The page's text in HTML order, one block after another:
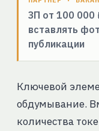
ЗП от 100 000
вставлять
публикации
Ключевой
обдумывание.
количества